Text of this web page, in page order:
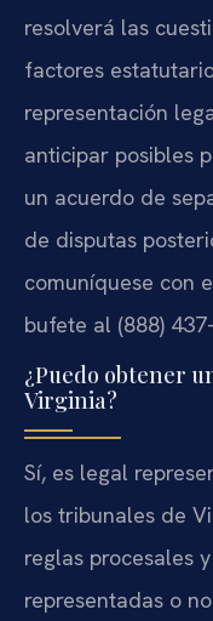
resolverá las
factores
representación
anticipar posibles
un acuerdo de
de disputas
comuníquese con
bufete al (888)
¿Puedo obtener
Virginia?
Sí, es legal
los tribunales de
reglas procesales
representadas o